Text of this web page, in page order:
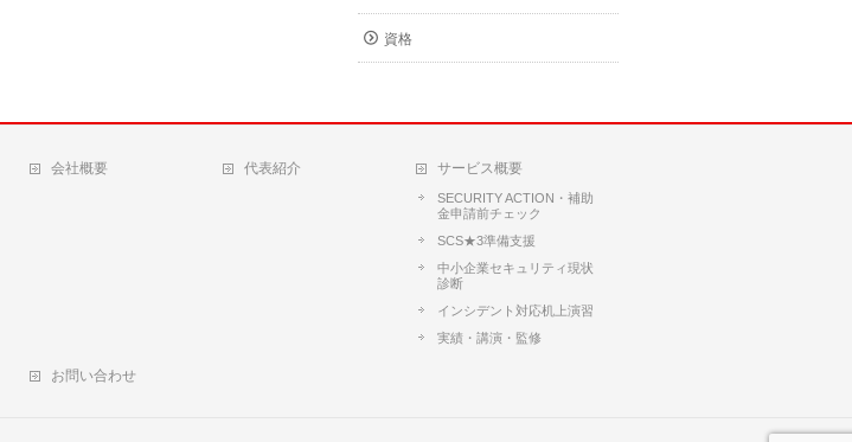
資格
会社概要 代表紹介 サービス概要
SECURITY ACTION・補助
金申請前チェック
SCS★3準備支援
中小企業セキュリティ現状
診断
インシデント対応机上演習
実績・講演・監修
お問い合わせ